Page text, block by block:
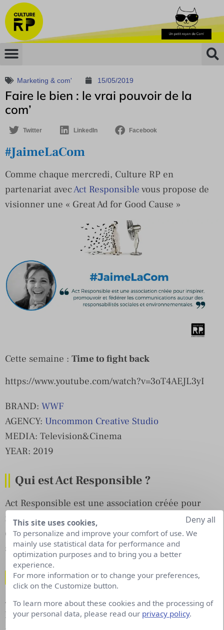
Marketing & com' 15/05/2019
Faire le bien : le vrai pouvoir de la
com’
Twitter LinkedIn Facebook
#JaimeLaCom
Comme chaque mercredi, Culture RP en
partenariat avecAct Responsible vous propose de
visionner une « Great Ad for Good Cause »
Cette semaine : Time to fight back
https://www.youtube.com/watch?v=3oT4AEJL3yI
BRAND: WWF
AGENCY: Uncommon Creative Studio
MEDIA: Television&Cinema
YEAR: 2019
Qui est Act Responsible ?
Act Responsible est une association créée pour
inspirer, promouvoir et fédérer les
communications autour des responsabilités
sociales et environnementales.
Comment soutenir Act Responsible ?
Aimez et partagez les campagnes rassemblées par
l’association sur les réseaux sociaux, devenez
This site uses cookies,
To personalize and improve your comfort of use. We
mainly use statistical data for performance and
optimization purposes and to bring you a better
experience.
For more information or to change your preferences,
click on the Customize button.
To learn more about these cookies and the processing of
your personal data, please read our privacy policy.
Deny all